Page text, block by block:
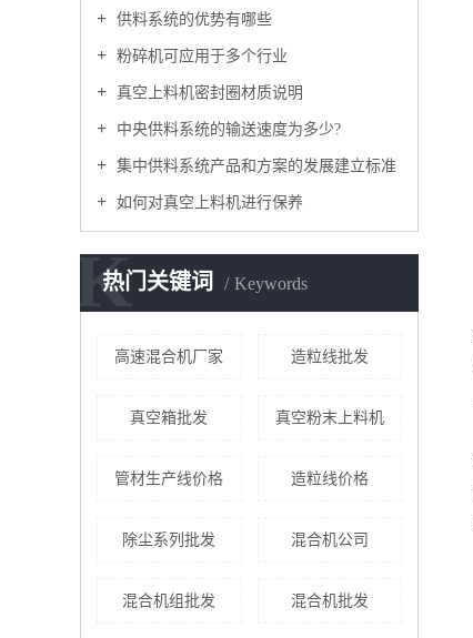
供料系统的优势有哪些
粉碎机可应用于多个行业
真空上料机密封圈材质说明
中央供料系统的输送速度为多少?
集中供料系统产品和方案的发展建立标准
如何对真空上料机进行保养
热门关键词 Keywords
K
高速混合机厂家 造粒线批发
真空箱批发 真空粉末上料机
管材生产线价格 造粒线价格
除尘系列批发 混合机公司
混合机组批发 混合机批发